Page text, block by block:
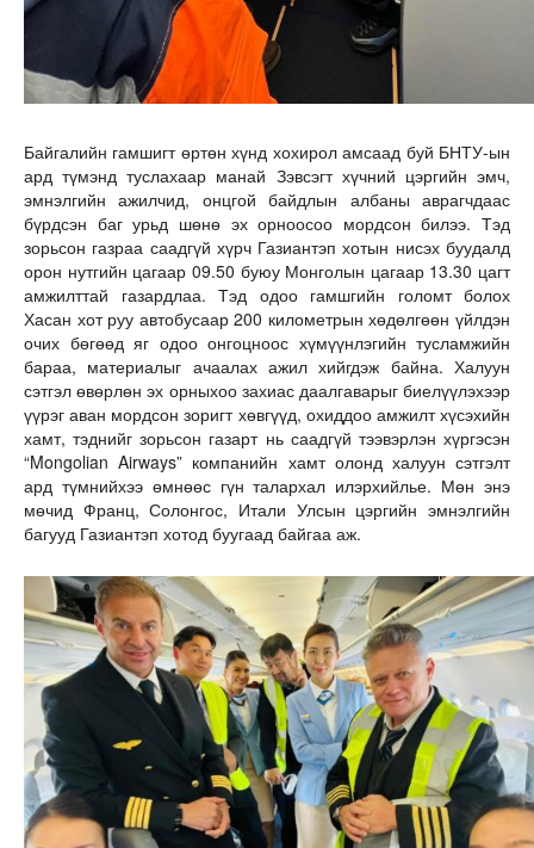
Байгалийн гамшигт өртөн хүнд хохирол амсаад буй БНТУ-ын
ард түмэнд туслахаар манай Зэвсэгт хүчний цэргийн эмч,
эмнэлгийн ажилчид, онцгой байдлын албаны аврагчдаас
бүрдсэн баг урьд шөнө эх орноосоо мордсон билээ. Тэд
зорьсон газраа саадгүй хүрч Газиантэп хотын нисэх буудалд
орон нутгийн цагаар 09.50 буюу Монголын цагаар 13.30 цагт
амжилттай газардлаа. Тэд одоо гамшгийн голомт болох
Хасан хот руу автобусаар 200 километрын хөдөлгөөн үйлдэн
очих бөгөөд яг одоо онгоцноос хүмүүнлэгийн тусламжийн
бараа, материалыг ачаалах ажил хийгдэж байна. Халуун
сэтгэл өвөрлөн эх орныхоо захиас даалгаварыг биелүүлэхээр
үүрэг аван мордсон зоригт хөвгүүд, охиддоо амжилт хүсэхийн
хамт, тэднийг зорьсон газарт нь саадгүй тээвэрлэн хүргэсэн
“Mongolian Airways” компанийн хамт олонд халуун сэтгэлт
ард түмнийхээ өмнөөс гүн талархал илэрхийлье. Мөн энэ
мөчид Франц, Солонгос, Итали Улсын цэргийн эмнэлгийн
багууд Газиантэп хотод буугаад байгаа аж.